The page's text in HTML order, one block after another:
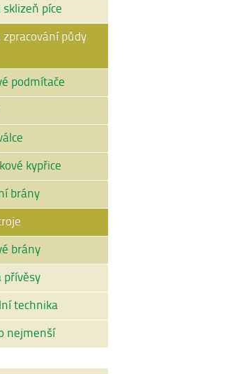
píce
zpracování půdy
podmítače
kypřice
brány
brány
přívěsy
technika
nejmenší